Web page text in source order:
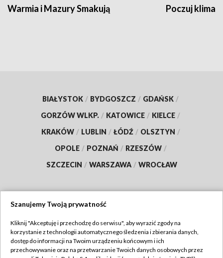
Warmia i Mazury Smakują Poczuj klimat
BIAŁYSTOK / BYDGOSZCZ / GDAŃSK /
GORZÓW WLKP. / KATOWICE / KIELCE /
KRAKÓW / LUBLIN / ŁÓDŹ / OLSZTYN /
OPOLE / POZNAŃ / RZESZÓW /
SZCZECIN / WARSZAWA / WROCŁAW
TVP
Abonament TVP
Regulamin TVP
Szanujemy Twoją prywatność
Kliknij "Akceptuję i przechodzę do serwisu", aby wyrazić zgody na
korzystanie z technologii automatycznego śledzenia i zbierania danych,
dostęp do informacji na Twoim urządzeniu końcowym i ich
przechowywanie oraz na przetwarzanie Twoich danych osobowych przez